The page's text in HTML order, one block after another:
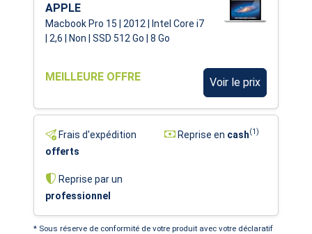
APPLE
Macbook Pro 15 | 2012 | Intel Core i7
| 2,6 | Non | SSD 512 Go | 8 Go
MEILLEURE OFFRE Voir le prix
Frais d'expédition
offerts
Reprise en cash(1)
Reprise par un
professionnel
* Sous réserve de conformité de votre produit avec votre déclaratif